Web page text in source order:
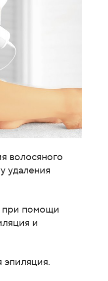
волосяного
удаления
при помощи
и
эпиляция.